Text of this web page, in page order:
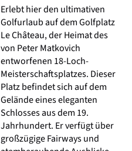
Erlebt hier den ultimativen
Golfurlaub auf dem Golfplatz
Le Château, der Heimat des
von Peter Matkovich
entworfenen 18-Loch-
Meisterschaftsplatzes. Dieser
Platz befindet sich auf dem
Gelände eines eleganten
Schlosses aus dem 19.
Jahrhundert. Er verfügt über
großzügige Fairways und